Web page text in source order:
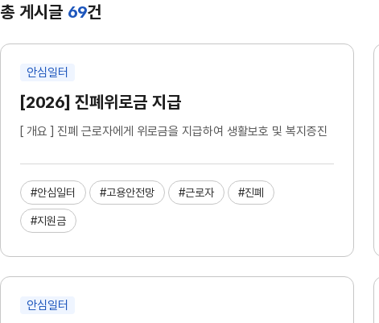
총 게시글 69건
안심일터
[2026] 진폐위로금 지급
[ 개요 ] 진폐 근로자에게 위로금을 지급하여 생활보호 및 복지증진
#안심일터 #고용안전망 #근로자 #진폐
#지원금
안심일터